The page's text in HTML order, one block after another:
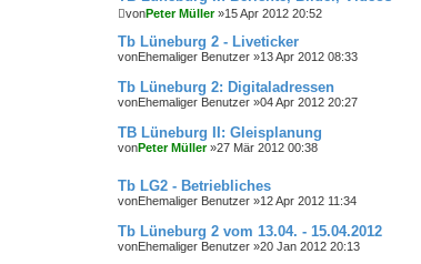
vonPeter Müller»15 Apr 2012 20:52
Tb Lüneburg 2 - Liveticker
vonEhemaliger Benutzer »13 Apr 2012 08:33
Tb Lüneburg 2: Digitaladressen
vonEhemaliger Benutzer »04 Apr 2012 20:27
TB Lüneburg II: Gleisplanung
vonPeter Müller»27 Mär 2012 00:38
Tb LG2 - Betriebliches
vonEhemaliger Benutzer »12 Apr 2012 11:34
Tb Lüneburg 2 vom 13.04. - 15.04.2012
vonEhemaliger Benutzer »20 Jan 2012 20:13